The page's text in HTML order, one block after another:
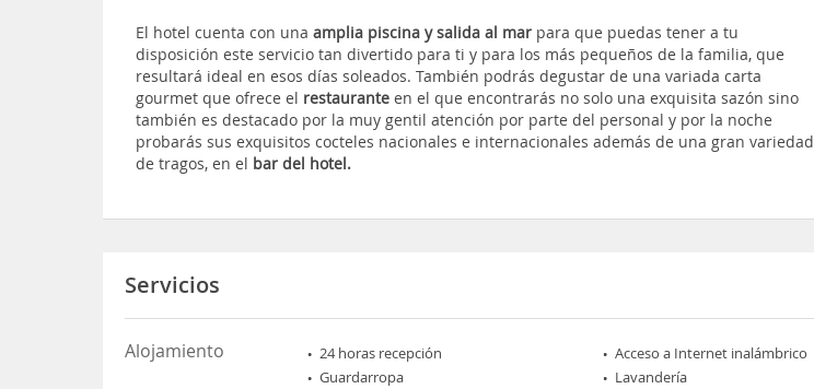
El hotel cuenta con unaamplia piscina y salida al mar para que puedas tener a tu
disposición este servicio tan divertido para ti y para los más pequeños de la familia, que
resultará ideal en esos días soleados. También podrás degustar de una variada carta
gourmet que ofrece el restauranteen el que encontrarás no solo una exquisita sazón sino
también es destacado por la muy gentil atención por parte del personal y por la noche
probarás sus exquisitos cocteles nacionales e internacionales además de una gran variedad
de tragos, en el bar del hotel.
Servicios
Alojamiento 24 horas recepción Acceso a Internet inalámbrico
Guardarropa
Lavandería